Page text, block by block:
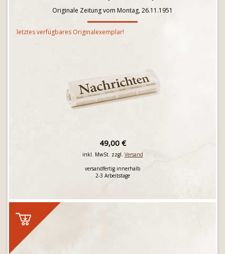
Originale Zeitung vom Montag, 26.11.1951
letztes verfügbares Originalexemplar!
49,00 €
inkl. MwSt. zzgl. Versand
versandfertig innerhalb
2-3 Arbeitstage